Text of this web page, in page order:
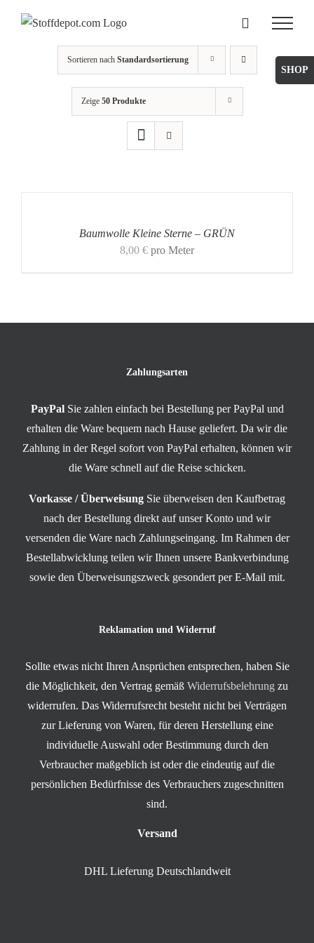
Sortieren nach Standardsortierung
Zeige 50 Produkte
Baumwolle Kleine Sterne – GRÜN
8,00 € pro Meter
Zahlungsarten
PayPal Sie zahlen einfach bei Bestellung per PayPal und
erhalten die Ware bequem nach Hause geliefert. Da wir die
Zahlung in der Regel sofort von PayPal erhalten, können wir
die Ware schnell auf die Reise schicken.
Vorkasse / Überweisung Sie überweisen den Kaufbetrag
nach der Bestellung direkt auf unser Konto und wir
versenden die Ware nach Zahlungseingang. Im Rahmen der
Bestellabwicklung teilen wir Ihnen unsere Bankverbindung
sowie den Überweisungszweck gesondert per E-Mail mit.
Reklamation und Widerruf
Sollte etwas nicht Ihren Ansprüchen entsprechen, haben Sie
die Möglichkeit, den Vertrag gemäß Widerrufsbelehrung zu
widerrufen. Das Widerrufsrecht besteht nicht bei Verträgen
zur Lieferung von Waren, für deren Herstellung eine
individuelle Auswahl oder Bestimmung durch den
Verbraucher maßgeblich ist oder die eindeutig auf die
persönlichen Bedürfnisse des Verbrauchers zugeschnitten
sind.
Versand
DHL Lieferung Deutschlandweit
Toggle
Sliding